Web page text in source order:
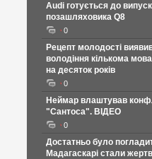
Audi готується до
позашляховика Q8
0
Рецепт молодості
володіння кількома
на десяток років
0
Неймар влаштував
"Сантоса". ВІДЕО
0
Достатньо було
Мадагаскарі стали